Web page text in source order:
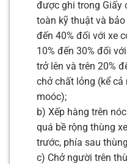
được ghi trong Giấy
toàn kỹ thuật và
đến 40% đối với xe
10% đến 30% đối
trở lên và trên 20%
chở chất lỏng (kể
moóc);
b) Xếp hàng trên
quá bề rộng thùng
trước, phía sau
c) Chở người trên